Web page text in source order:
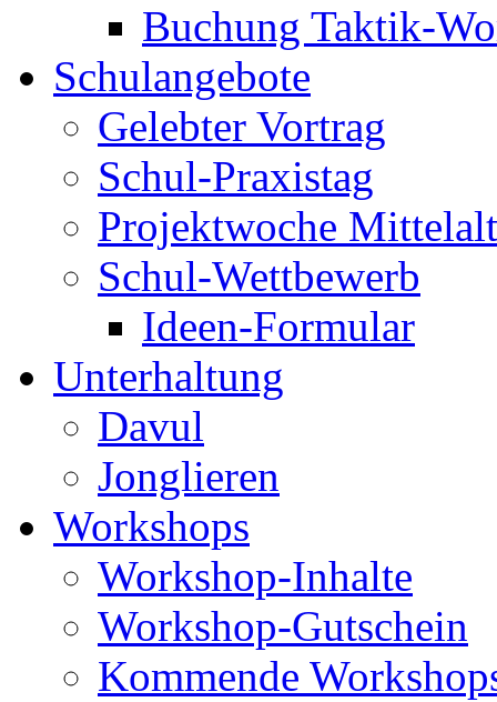
Buchung Taktik-
Schulangebote
Gelebter Vortrag
Schul-Praxistag
Projektwoche
Schul-Wettbewerb
Ideen-Formular
Unterhaltung
Davul
Jonglieren
Workshops
Workshop-Inhalte
Workshop-Gutschein
Kommende